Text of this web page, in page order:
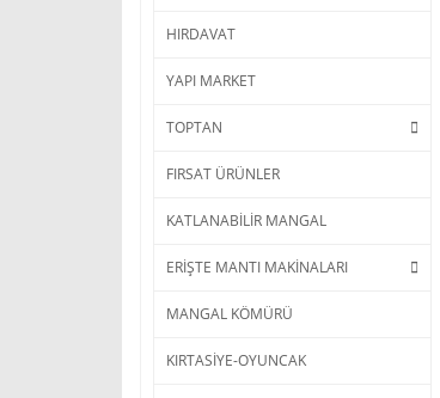
HIRDAVAT
YAPI MARKET
TOPTAN
FIRSAT ÜRÜNLER
KATLANABİLİR MANGAL
ERİŞTE MANTI MAKİNALARI
MANGAL KÖMÜRÜ
KIRTASİYE-OYUNCAK